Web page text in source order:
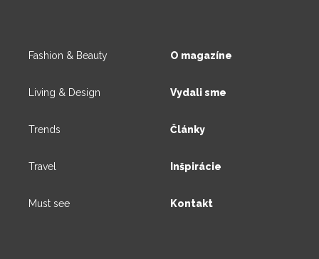
Fashion & Beauty
Living & Design
Trends
Travel
Must see
O magazíne
Vydali sme
Články
Inšpirácie
Kontakt